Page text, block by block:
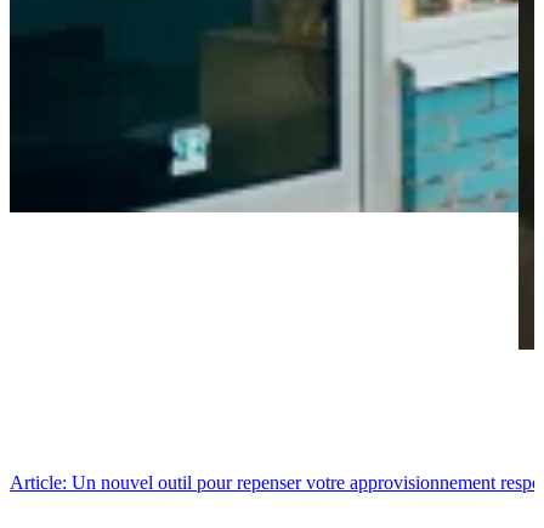
Article: Un nouvel outil pour repenser votre approvisionnement